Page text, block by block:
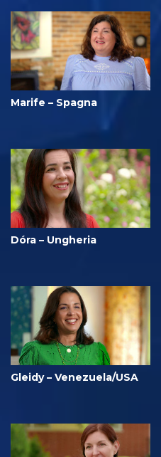
Marife – Spagna
Dóra – Ungheria
Gleidy – Venezuela/USA